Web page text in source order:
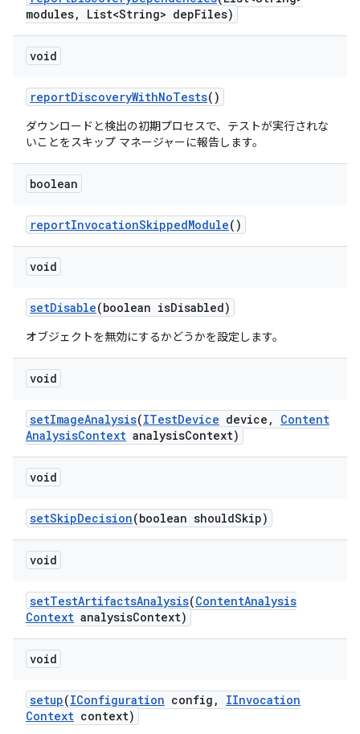
modules, List<String> depFiles)
void
reportDiscoveryWithNoTests()
ダウンロードと検出の初期プロセスで、テストが実行されな
いことをスキップ マネージャーに報告します。
boolean
reportInvocationSkippedModule()
void
setDisable(boolean isDisabled)
オブジェクトを無効にするかどうかを設定します。
void
setImageAnalysis(ITestDevice device ,
Content
AnalysisContext analysisContext)
void
setSkipDecision(boolean shouldSkip)
void
setTestArtifactsAnalysis(ContentAnalysis
Context analysisContext)
void
setup(IConfiguration config ,
IInvocation
Context context)